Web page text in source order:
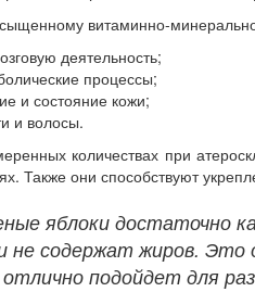
витаминно-
деятельность;
процессы;
и состояние кожи;
и волосы.
количествах при
Также они способствуют
яблоки достаточно
не содержат жиров.
подойдет для